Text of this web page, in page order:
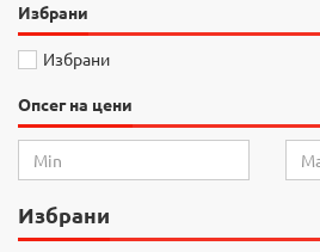
Избрани
Избрани
Опсег на цени
Избрани